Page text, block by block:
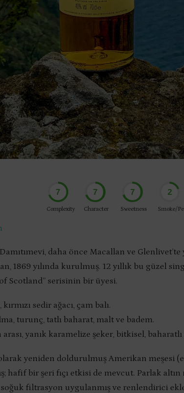
7
Complexity
7
Character
7
Sweetness
2
Smoke/
daha önce Macallan ve
1869 yılında kurulmuş. 12 yıllık bu güzel
Scotland” serisinin bir üyesi.
sedir ağacı, çam balı.
turunç, tatlı baharat, malt ve badem.
yanık karamelize şeker, bitkisel, baharatlı
olarak yeniden doldurulmuş Amerikan meşesi
hafif bir şeri fıçı etkisi de mevcut. Parlak
soğuk filtrasyon uygulanmış ve renlendirici